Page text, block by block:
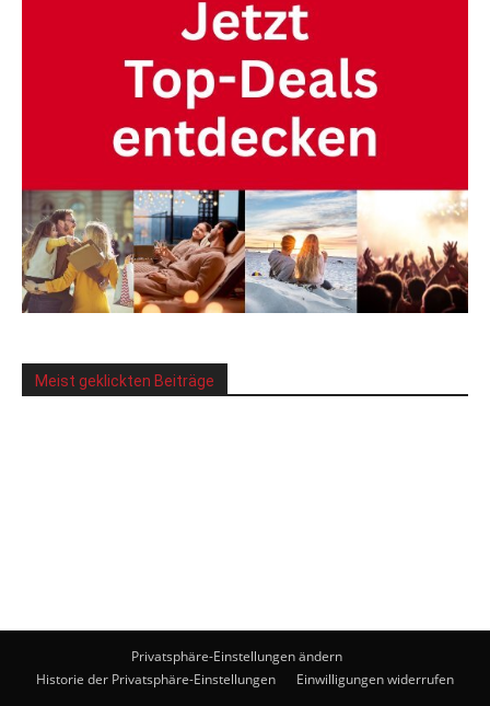
Meist geklickten Beiträge
Privatsphäre-Einstellungen ändern
Historie der Privatsphäre-Einstellungen
Einwilligungen widerrufen